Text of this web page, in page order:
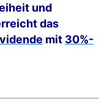
und
das
mit 30%-